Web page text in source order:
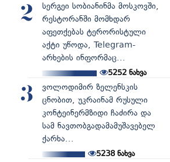
2
სერგეი სობიანინმა მოსკოვში,
რესტორანში მომხდარ
აფეთქებას ტერორისტული
აქტი უწოდა, Telegram-
არხების ინფორმაც...
5252 ნახვა
3
ვოლოდიმირ ზელენსკის
ცნობით, უკრაინამ რუსული
კონტეინერმზიდი ჩაძირა და
სამ ნავთობგადამამუშავებელ
ქარხა...
5238ნახვა